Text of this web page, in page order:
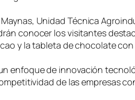
Unidad Técnica
conocer los visitantes
y la tableta de chocolate
enfoque de innovación
de las empresas